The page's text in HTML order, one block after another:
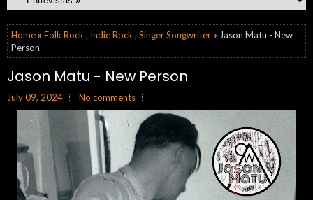
Home » Folk Rock , Indie Rock , Singer Songwriter » Jason Matu - New
Person
Jason Matu - New Person
July 09, 2024 No comments